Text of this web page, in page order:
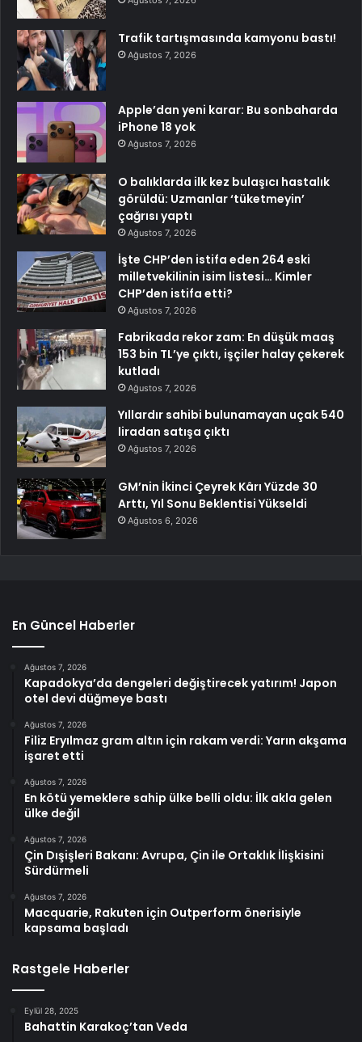
Trafik tartışmasında kamyonu bastı!
Ağustos 7, 2026
Apple’dan yeni karar: Bu sonbaharda
iPhone 18 yok
Ağustos 7, 2026
O balıklarda ilk kez bulaşıcı hastalık
görüldü: Uzmanlar ‘tüketmeyin’
çağrısı yaptı
Ağustos 7, 2026
İşte CHP’den istifa eden 264 eski
milletvekilinin isim listesi… Kimler
CHP’den istifa etti?
Ağustos 7, 2026
Fabrikada rekor zam: En düşük maaş
153 bin TL’ye çıktı, işçiler halay çekerek
kutladı
Ağustos 7, 2026
Yıllardır sahibi bulunamayan uçak 540
liradan satışa çıktı
Ağustos 7, 2026
GM’nin İkinci Çeyrek Kârı Yüzde 30
Arttı, Yıl Sonu Beklentisi Yükseldi
Ağustos 6, 2026
En Güncel Haberler
Ağustos 7, 2026
Kapadokya’da dengeleri değiştirecek yatırım! Japon
otel devi düğmeye bastı
Ağustos 7, 2026
Filiz Eryılmaz gram altın için rakam verdi: Yarın akşama
işaret etti
Ağustos 7, 2026
En kötü yemeklere sahip ülke belli oldu: İlk akla gelen
ülke değil
Ağustos 7, 2026
Çin Dışişleri Bakanı: Avrupa, Çin ile Ortaklık İlişkisini
Sürdürmeli
Ağustos 7, 2026
Macquarie, Rakuten için Outperform önerisiyle
kapsama başladı
Rastgele Haberler
Eylül 28, 2025
Bahattin Karakoç’tan Veda